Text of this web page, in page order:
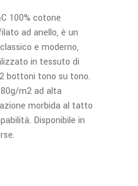
100% cotone
ad anello, è un
e moderno,
in tessuto di
bottoni tono su tono.
m2 ad alta
morbida al tatto
Disponibile in